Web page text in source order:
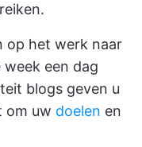
op het werk naar
week een dag
blogs geven u
om uw doelen en